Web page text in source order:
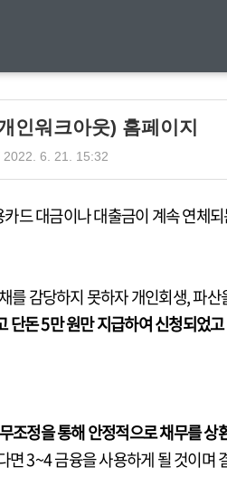
인워크아웃) 홈페이지
2022. 6. 21. 15:32
드 대금이나 대출금이 계속 연체
를 감당하지 못하자 개인회생, 파
돈 5만 원만 지급하여 신청되었
조정을 통해 안정적으로 채무를 상
3~4 금융을 사용하게 될 것이며